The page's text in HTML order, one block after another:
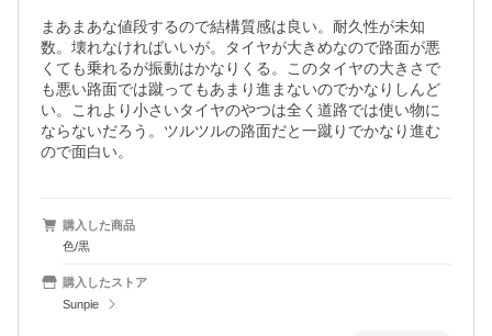
まあまあな値段するので結構質感は良い。耐久性が未知
数。壊れなければいいが。タイヤが大きめなので路面が悪
くても乗れるが振動はかなりくる。このタイヤの大きさで
も悪い路面では蹴ってもあまり進まないのでかなりしんど
い。これより小さいタイヤのやつは全く道路では使い物に
ならないだろう。ツルツルの路面だと一蹴りでかなり進む
ので面白い。
購入した商品
色/黒
購入したストア
Sunpie